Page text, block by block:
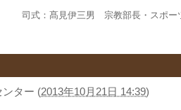
司式：髙見伊三男 宗教部長・スポー
ンター (2013年10月21日 14:39)